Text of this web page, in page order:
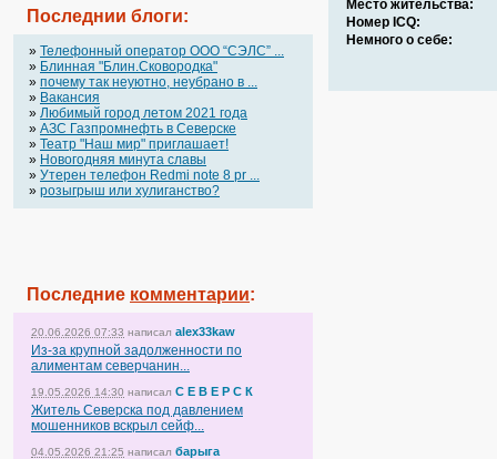
Последнии блоги:
» Телефонный оператор OOO “СЭЛС” ...
» Блинная "Блин.Сковородка"
» почему так неуютно, неубрано в ...
» Вакансия
» Любимый город летом 2021 года
» АЗС Газпромнефть в Северске
» Театр "Наш мир" приглашает!
» Новогодняя минута славы
» Утерен телефон Redmi note 8 pr ...
» розыгрыш или хулиганство?
Последние комментарии:
20.06.2026 07:33 написал alex33kaw
Из-за крупной задолженности по
алиментам северчанин...
19.05.2026 14:30 написал С Е В Е Р С К
Житель Северска под давлением
мошенников вскрыл сейф...
04.05.2026 21:25 написал барыга
Место жительства:
Номер ICQ:
Немного о себе: